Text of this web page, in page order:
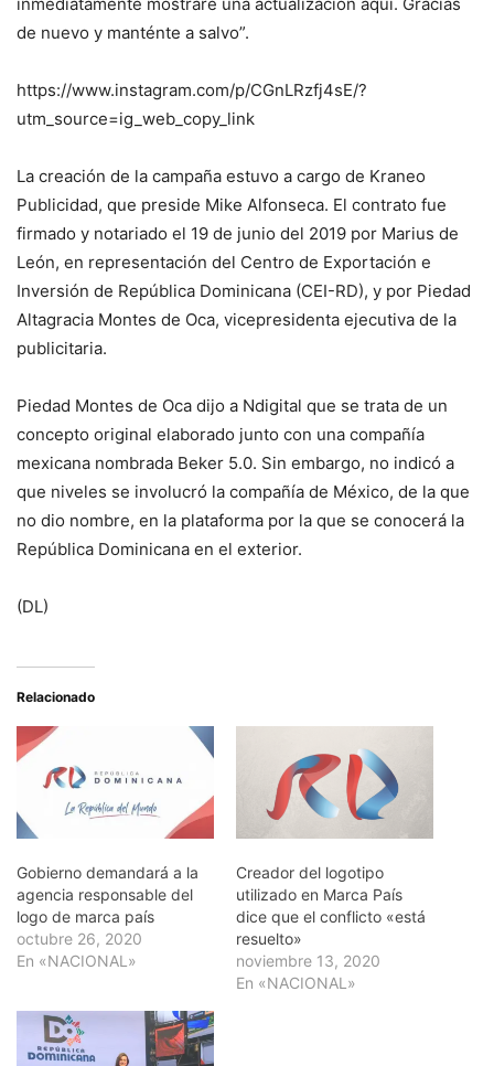
de nuevo y manténte a salvo”.
https://www.instagram.com/p/CGnLRzfj4sE/?
utm_source=ig_web_copy_link
La creación de la campaña estuvo a cargo de Kraneo
Publicidad, que preside Mike Alfonseca. El contrato fue
firmado y notariado el 19 de junio del 2019 por Marius de
León, en representación del Centro de Exportación e
Inversión de República Dominicana (CEI-RD), y por Piedad
Altagracia Montes de Oca, vicepresidenta ejecutiva de la
publicitaria.
Piedad Montes de Oca dijo a Ndigital que se trata de un
concepto original elaborado junto con una compañía
mexicana nombrada Beker 5.0. Sin embargo, no indicó a
que niveles se involucró la compañía de México, de la que
no dio nombre, en la plataforma por la que se conocerá la
República Dominicana en el exterior.
(DL)
Relacionado
Gobierno demandará a la
agencia responsable del
logo de marca país
octubre 26, 2020
En «NACIONAL»
Creador del logotipo
utilizado en Marca País
dice que el conflicto «está
resuelto»
noviembre 13, 2020
En «NACIONAL»